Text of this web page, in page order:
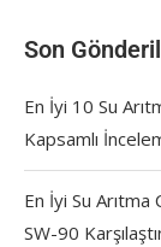
Son
En İyi 10 Su
Kapsamlı
En İyi Su
SW-90